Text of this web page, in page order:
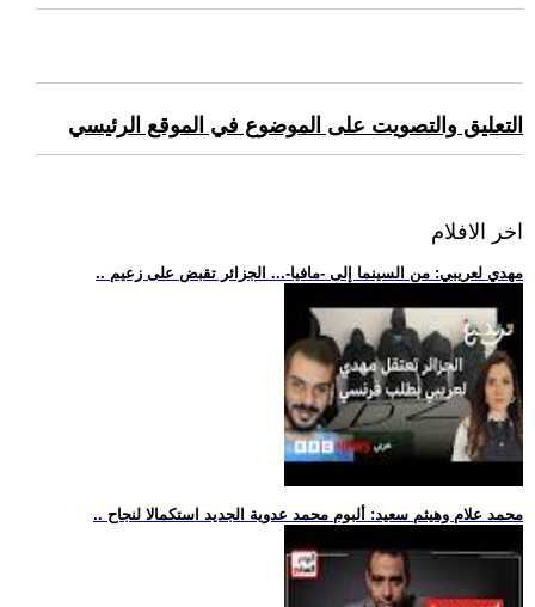
التعليق والتصويت على الموضوع في الموقع الرئيسي
اخر الافلام
.. مهدي لعريبي: من السينما إلى -مافيا-... الجزائر تقبض على زعيم
.. محمد علام وهيثم سعيد: ألبوم محمد عدوية الجديد استكمالا لنجاح